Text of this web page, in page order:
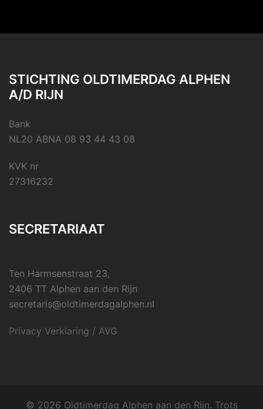
STICHTING OLDTIMERDAG ALPHEN
A/D RIJN
Bank
NL20 ABNA 08 93 44 43 08
KVK nr
27316232
SECRETARIAAT
Ten Harmsenstraat 23,
2406 TT Alphen aan den Rijn
secretaris@oldtimerdagalphen.nl
Privacy Verklaring / AVG
© 2026 Oldtimerdag Alphen aan den Rijn. Trots